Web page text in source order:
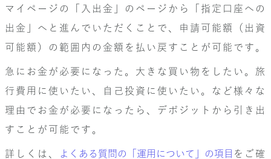
マイページの「入出金」のページから「指定口座への
出金」へと進んでいただくことで、申請可能額（出資
可能額）の範囲内の金額を払い戻すことが可能です。
急にお金が必要になった。大きな買い物をしたい。旅
行費用に使いたい、自己投資に使いたい。など様々な
理由でお金が必要になったら、デポジットから引き出
すことが可能です。
詳しくは、 よくある質問の「運用について」の項目 をご確